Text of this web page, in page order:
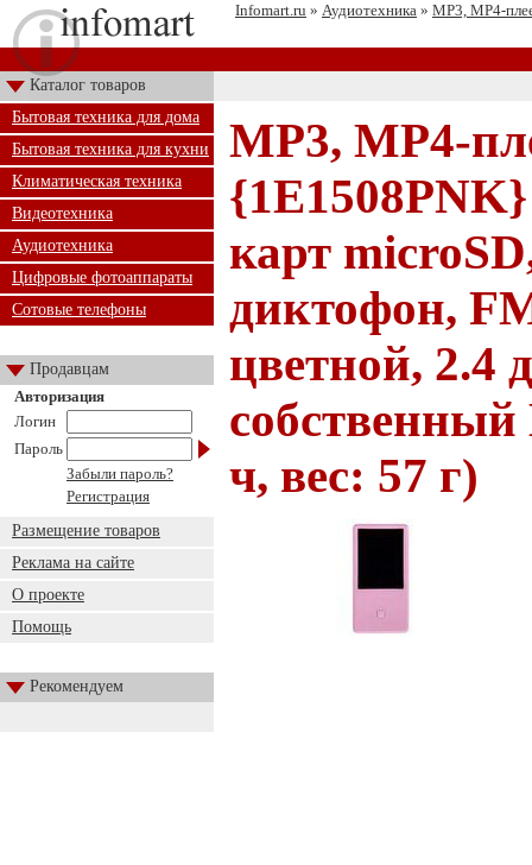
Infomart.ru » Аудиотехника » MP3, MP4-
Каталог товаров
Бытовая техника для дома
Бытовая техника для кухни
Климатическая техника
Видеотехника
Аудиотехника
Цифровые фотоаппараты
Сотовые телефоны
Продавцам
Авторизация
Логин
Пароль
Забыли пароль?
Регистрация
Размещение товаров
Реклама на сайте
О проекте
Помощь
Рекомендуем
MP3, MP4-
карт
диктофон,
цветной, 2.4
ч, вес: 57 г)